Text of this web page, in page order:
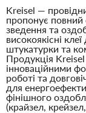
Kreisel —
пропонує повний
зведення та
високоякісні
штукатурки та
Продукція Kreisel
інноваційними
роботі та
для
фінішного
(крайзел,